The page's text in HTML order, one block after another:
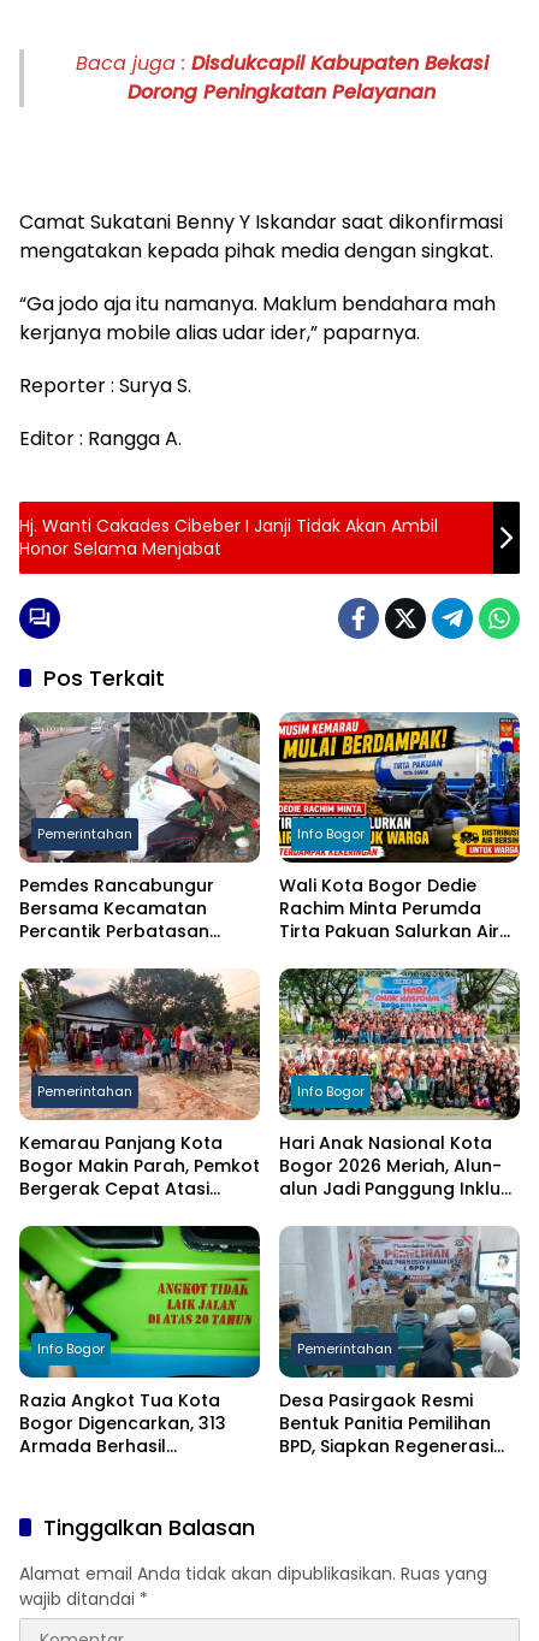
Baca juga : Disdukcapil Kabupaten Bekasi
Dorong Peningkatan Pelayanan
Camat Sukatani Benny Y Iskandar saat dikonfirmasi
mengatakan kepada pihak media dengan singkat.
“Ga jodo aja itu namanya. Maklum bendahara mah
kerjanya mobile alias udar ider,” paparnya.
Reporter : Surya S.
Editor : Rangga A.
Hj. Wanti Cakades Cibeber I Janji Tidak Akan Ambil
Honor Selama Menjabat
Pos Terkait
Pemerintahan
Pemdes Rancabungur
Bersama Kecamatan
Percantik Perbatasan
Putih Sambut HUT RI ke-81
Info Bogor
Wali Kota Bogor Dedie
Rachim Minta Perumda
Tirta Pakuan Salurkan Air
Terdampak Kekeringan
Pemerintahan
Kemarau Panjang Kota
Bogor Makin Parah, Pemkot
Bergerak Cepat Atasi
Info Bogor
Hari Anak Nasional Kota
Bogor 2026 Meriah, Alun-
alun Jadi Panggung Inklusi
Info Bogor
Razia Angkot Tua Kota
Bogor Digencarkan, 313
Armada Berhasil
Pemerintahan
Desa Pasirgaok Resmi
Bentuk Panitia Pemilihan
BPD, Siapkan Regenerasi
Tinggalkan Balasan
Alamat email Anda tidak akan dipublikasikan. Ruas yang
wajib ditandai *